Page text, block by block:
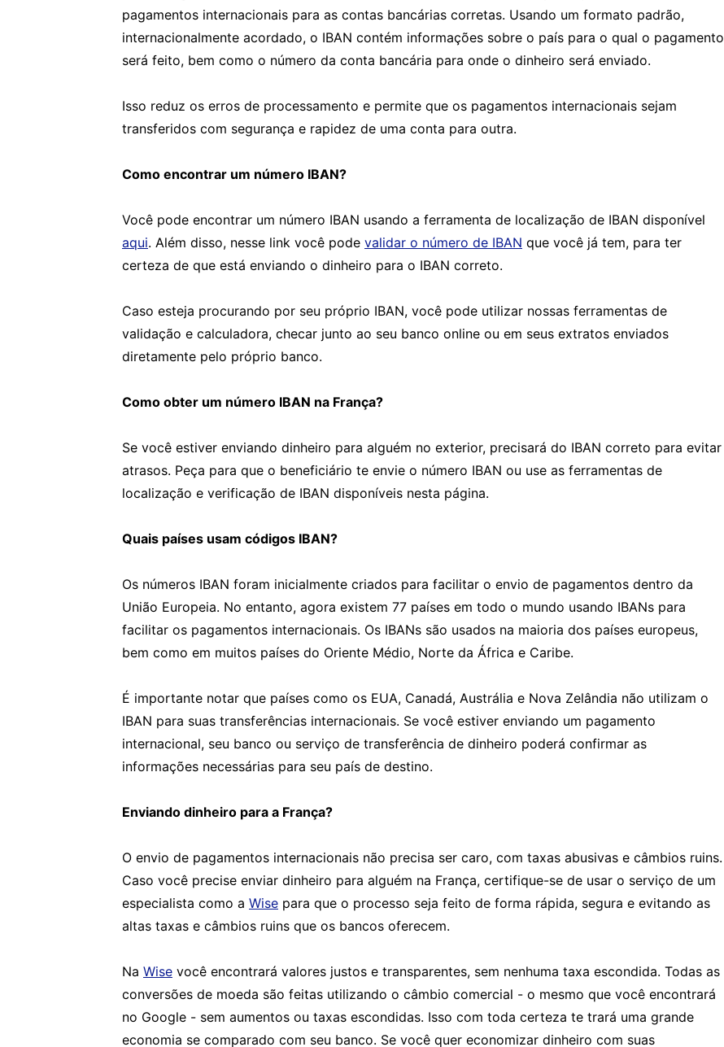
pagamentos internacionais para as contas bancárias corretas. Usando um formato padrão,
internacionalmente acordado, o IBAN contém informações sobre o país para o qual o pagamento
será feito, bem como o número da conta bancária para onde o dinheiro será enviado.
Isso reduz os erros de processamento e permite que os pagamentos internacionais sejam
transferidos com segurança e rapidez de uma conta para outra.
Como encontrar um número IBAN?
Você pode encontrar um número IBAN usando a ferramenta de localização de IBAN disponível
aqui. Além disso, nesse link você pode validar o número de IBAN que você já tem, para ter
certeza de que está enviando o dinheiro para o IBAN correto.
Caso esteja procurando por seu próprio IBAN, você pode utilizar nossas ferramentas de
validação e calculadora, checar junto ao seu banco online ou em seus extratos enviados
diretamente pelo próprio banco.
Como obter um número IBAN na França?
Se você estiver enviando dinheiro para alguém no exterior, precisará do IBAN correto para evitar
atrasos. Peça para que o beneficiário te envie o número IBAN ou use as ferramentas de
localização e verificação de IBAN disponíveis nesta página.
Quais países usam códigos IBAN?
Os números IBAN foram inicialmente criados para facilitar o envio de pagamentos dentro da
União Europeia. No entanto, agora existem 77 países em todo o mundo usando IBANs para
facilitar os pagamentos internacionais. Os IBANs são usados na maioria dos países europeus,
bem como em muitos países do Oriente Médio, Norte da África e Caribe.
É importante notar que países como os EUA, Canadá, Austrália e Nova Zelândia não utilizam o
IBAN para suas transferências internacionais. Se você estiver enviando um pagamento
internacional, seu banco ou serviço de transferência de dinheiro poderá confirmar as
informações necessárias para seu país de destino.
Enviando dinheiro para a França?
O envio de pagamentos internacionais não precisa ser caro, com taxas abusivas e câmbios ruins.
Caso você precise enviar dinheiro para alguém na França, certifique-se de usar o serviço de um
especialista como a Wise para que o processo seja feito de forma rápida, segura e evitando as
altas taxas e câmbios ruins que os bancos oferecem.
Na Wise você encontrará valores justos e transparentes, sem nenhuma taxa escondida. Todas as
conversões de moeda são feitas utilizando o câmbio comercial - o mesmo que você encontrará
no Google - sem aumentos ou taxas escondidas. Isso com toda certeza te trará uma grande
economia se comparado com seu banco. Se você quer economizar dinheiro com suas